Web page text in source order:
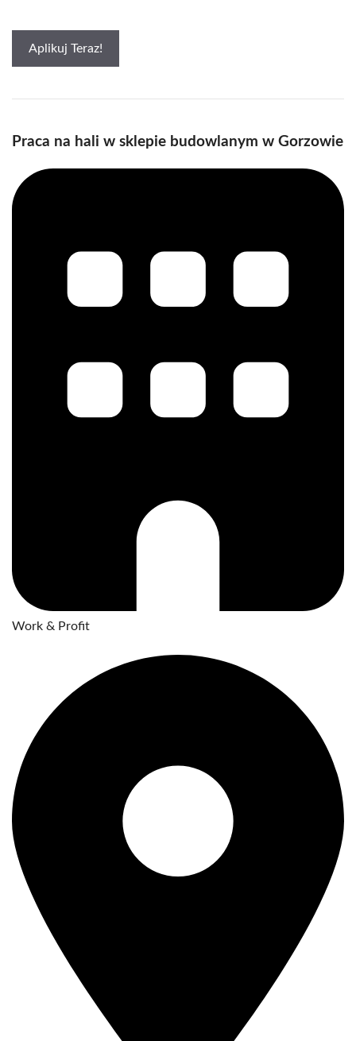
Aplikuj Teraz!
Praca na hali w sklepie budowlanym w Gorzowie
Work & Profit